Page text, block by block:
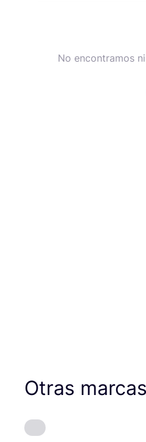
No encontramos
Otras marcas